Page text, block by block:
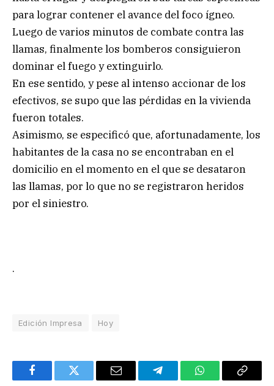
para lograr contener el avance del foco ígneo.
Luego de varios minutos de combate contra las
llamas, finalmente los bomberos consiguieron
dominar el fuego y extinguirlo.
En ese sentido, y pese al intenso accionar de los
efectivos, se supo que las pérdidas en la vivienda
fueron totales.
Asimismo, se especificó que, afortunadamente, los
habitantes de la casa no se encontraban en el
domicilio en el momento en el que se desataron
las llamas, por lo que no se registraron heridos
por el siniestro.
.
Edición Impresa Hoy
FacebookTwitter Email TelegramWhatsAppCopy